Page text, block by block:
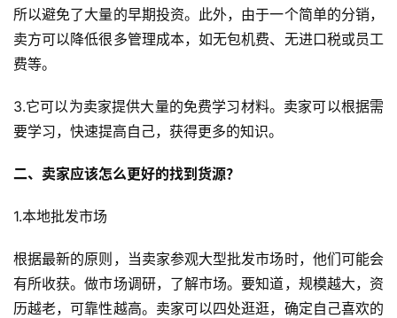
所以避免了大量的早期投资。此外，由于一个简单的分销，
卖方可以降低很多管理成本，如无包机费、无进口税或员工
费等。
3.它可以为卖家提供大量的免费学习材料。卖家可以根据需
要学习，快速提高自己，获得更多的知识。
二、卖家应该怎么更好的找到货源？
1.本地批发市场
根据最新的原则，当卖家参观大型批发市场时，他们可能会
有所收获。做市场调研，了解市场。要知道，规模越大，资
历越老，可靠性越高。卖家可以四处逛逛，确定自己喜欢的